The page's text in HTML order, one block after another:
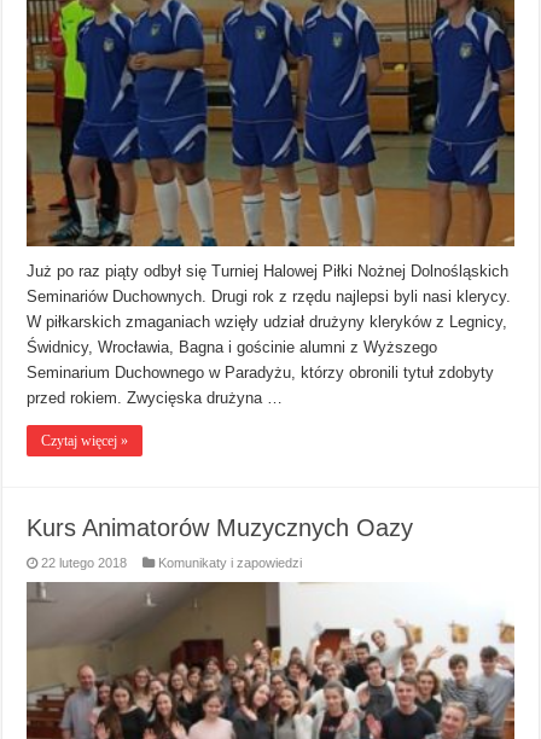
Już po raz piąty odbył się Turniej Halowej Piłki Nożnej Dolnośląskich
Seminariów Duchownych. Drugi rok z rzędu najlepsi byli nasi klerycy.
W piłkarskich zmaganiach wzięły udział drużyny kleryków z Legnicy,
Świdnicy, Wrocławia, Bagna i gościnie alumni z Wyższego
Seminarium Duchownego w Paradyżu, którzy obronili tytuł zdobyty
przed rokiem. Zwycięska drużyna …
Czytaj więcej »
Kurs Animatorów Muzycznych Oazy
22 lutego 2018 Komunikaty i zapowiedzi